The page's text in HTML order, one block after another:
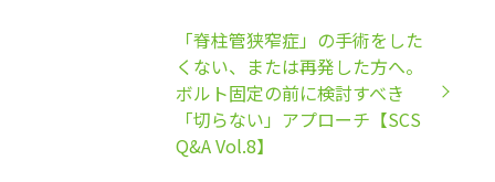
「脊柱管狭窄症」の手術をした
くない、または再発した方へ。
ボルト固定の前に検討すべき
「切らない」アプローチ【SCS
Q&A Vol.8】